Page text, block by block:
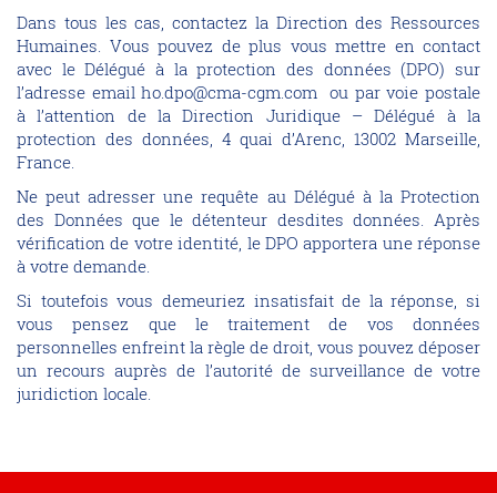
Dans tous les cas, contactez la Direction des Ressources
Humaines. Vous pouvez de plus vous mettre en contact
avec le Délégué à la protection des données (DPO) sur
l’adresse email ho.dpo@cma-cgm.com ou par voie postale
à l’attention de la Direction Juridique – Délégué à la
protection des données, 4 quai d’Arenc, 13002 Marseille,
France.
Ne peut adresser une requête au Délégué à la Protection
des Données que le détenteur desdites données. Après
vérification de votre identité, le DPO apportera une réponse
à votre demande.
Si toutefois vous demeuriez insatisfait de la réponse, si
vous pensez que le traitement de vos données
personnelles enfreint la règle de droit, vous pouvez déposer
un recours auprès de l’autorité de surveillance de votre
juridiction locale.